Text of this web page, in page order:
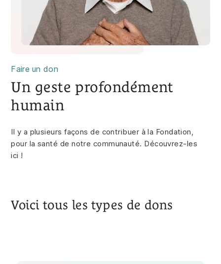
Faire un don
Un geste profondément
humain
Il y a plusieurs façons de contribuer à la Fondation,
pour la santé de notre communauté. Découvrez-les
ici !
Voici tous les types de dons